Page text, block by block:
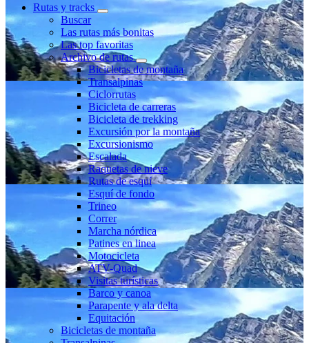
Rutas y tracks
Buscar
Las rutas más bonitas
Las top favoritas
Archivo de rutas
Bicicletas de montaña
Transalpinas
Ciclorrutas
Bicicleta de carreras
Bicicleta de trekking
Excursión por la montaña
Excursionismo
Escalada
Raquetas de nieve
Rutas de esquí
Esquí de fondo
Trineo
Correr
Marcha nórdica
Patines en linea
Motocicleta
ATV-Quad
Visitas turísticas
Barco y canoa
Parapente y ala delta
Equitación
Bicicletas de montaña